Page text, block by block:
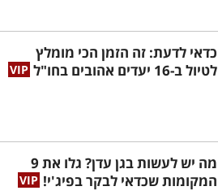
כדאי לדעת: זה הזמן הכי מומלץ
לטיול ב-16 יעדים אהובים בחו"ל
מה יש לעשות בגן עדן? גלו את 9
המקומות שכדאי לבקר בפיג'י!